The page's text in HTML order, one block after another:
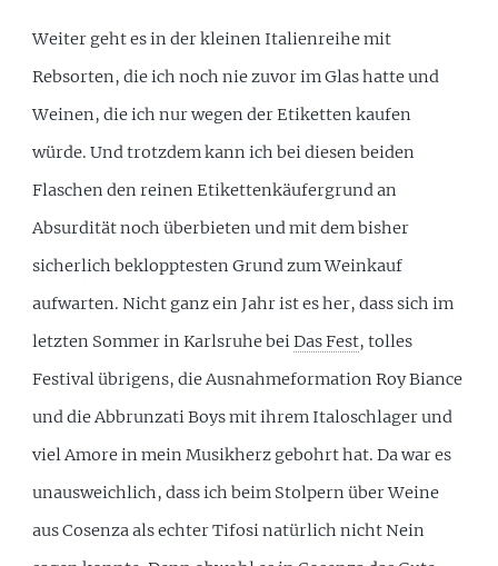
Weiter geht es in der kleinen Italienreihe mit
Rebsorten, die ich noch nie zuvor im Glas hatte und
Weinen, die ich nur wegen der Etiketten kaufen
würde. Und trotzdem kann ich bei diesen beiden
Flaschen den reinen Etikettenkäufergrund an
Absurdität noch überbieten und mit dem bisher
sicherlich beklopptesten Grund zum Weinkauf
aufwarten. Nicht ganz ein Jahr ist es her, dass sich im
letzten Sommer in Karlsruhe beiDas Fest, tolles
Festival übrigens, die Ausnahmeformation Roy Biance
und die Abbrunzati Boys mit ihrem Italoschlager und
viel Amore in mein Musikherz gebohrt hat. Da war es
unausweichlich, dass ich beim Stolpern über Weine
aus Cosenza als echter Tifosi natürlich nicht Nein